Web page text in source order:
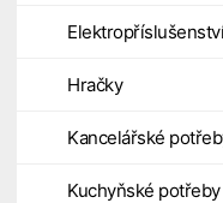
Elektropříslušenství
Hračky
Kancelářské
Kuchyňské